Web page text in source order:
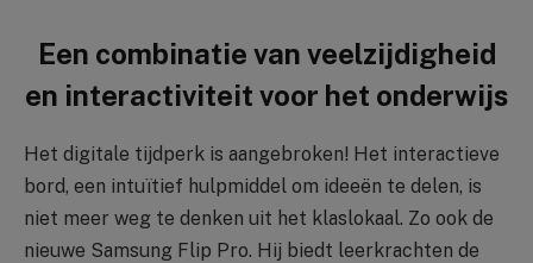
Een combinatie van veelzijdigheid
en interactiviteit voor het onderwijs
Het digitale tijdperk is aangebroken! Het interactieve
bord, een intuïtief hulpmiddel om ideeën te delen, is
niet meer weg te denken uit het klaslokaal. Zo ook de
nieuwe Samsung Flip Pro. Hij biedt leerkrachten de